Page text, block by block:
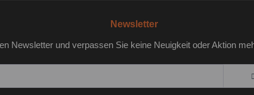
Newsletter
Newsletter und verpassen Sie keine Neuigkeit oder Aktion